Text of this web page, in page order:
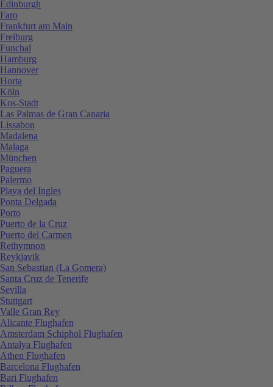
Edinburgh
Faro
Frankfurt am Main
Freiburg
Funchal
Hamburg
Hannover
Horta
Köln
Kos-Stadt
Las Palmas de Gran Canaria
Lissabon
Madalena
Malaga
München
Paguera
Palermo
Playa del Ingles
Ponta Delgada
Porto
Puerto de la Cruz
Puerto del Carmen
Rethymnon
Reykjavik
San Sebastian (La Gomera)
Santa Cruz de Tenerife
Sevilla
Stuttgart
Valle Gran Rey
Alicante Flughafen
Amsterdam Schiphol Flughafen
Antalya Flughafen
Athen Flughafen
Barcelona Flughafen
Bari Flughafen